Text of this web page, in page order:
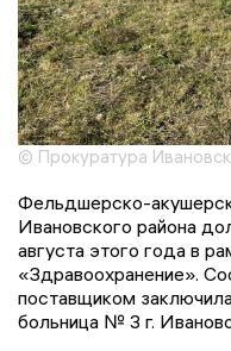
© Прокуратура
Фельдшерско-
Ивановского района
августа этого года в
«Здравоохранение».
поставщиком
больница № 3 г.